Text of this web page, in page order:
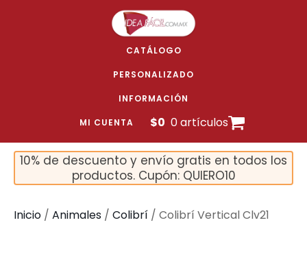
CATÁLOGO
PERSONALIZADO
INFORMACIÓN
MI CUENTA $0 0 artículos
10% de descuento y envío gratis en todos los
productos. Cupón: QUIERO10
Inicio / Animales / Colibrí / Colibrí Vertical Clv21